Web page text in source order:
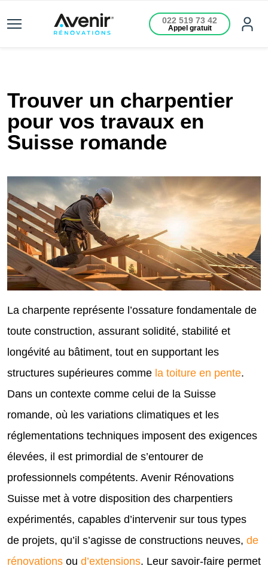
022 519 73 42
Appel gratuit
Trouver un charpentier
pour vos travaux en
Suisse romande
La charpente représente l’ossature fondamentale de
toute construction, assurant solidité, stabilité et
longévité au bâtiment, tout en supportant les
structures supérieures comme la toiture en pente.
Dans un contexte comme celui de la Suisse
romande, où les variations climatiques et les
réglementations techniques imposent des exigences
élevées, il est primordial de s’entourer de
professionnels compétents. Avenir Rénovations
Suisse met à votre disposition des charpentiers
expérimentés, capables d’intervenir sur tous types
de projets, qu’il s’agisse de constructions neuves, de
rénovations ou d’extensions. Leur savoir-faire permet